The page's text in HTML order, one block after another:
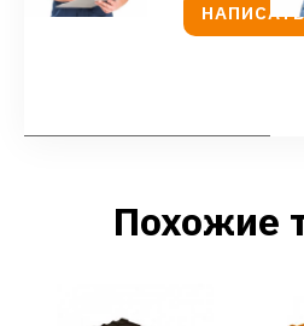
Похожие